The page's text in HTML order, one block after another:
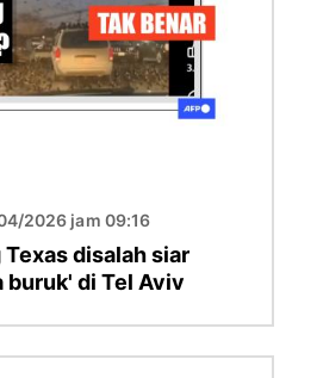
2026 jam 09:16
Texas disalah siar
buruk' di Tel Aviv